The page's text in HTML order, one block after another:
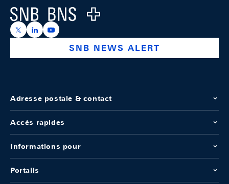
Logo
https://x.com/snb_bns
https://ch.linkedin.com/company/swiss-national-
https://www.youtube.com/@swissnationalbank
SNB NEWS ALERT
Adresse postale & contact
Accès rapides
Informations pour
Portails